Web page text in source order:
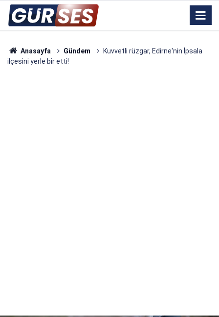
Anasayfa Gündem
Kuvvetli rüzgar, Edirne'nin İpsala
ilçesini yerle bir etti!